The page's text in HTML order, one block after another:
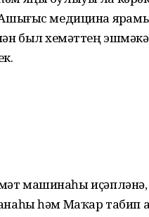
медицина
был хеҙмәттең
машинаһы
һәм Маҡар